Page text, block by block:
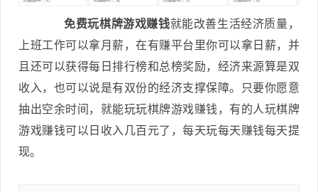
免费玩棋牌游戏赚钱就能改善生活经济质量，
上班工作可以拿月薪，在有赚平台里你可以拿日薪，并
且还可以获得每日排行榜和总榜奖励，经济来源算是双
收入，也可以说是有双份的经济支撑保障。只要你愿意
抽出空余时间，就能玩玩棋牌游戏赚钱，有的人玩棋牌
游戏赚钱可以日收入几百元了，每天玩每天赚钱每天提
现。